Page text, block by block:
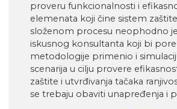
proveru funkcionalnosti i
elemenata koji čine sistem
složenom procesu neophodno
iskusnog konsultanta koji bi
metodologije primenio i
scenarija u cilju provere
zaštite i utvrđivanja tačaka
se trebaju obaviti unapređenja i